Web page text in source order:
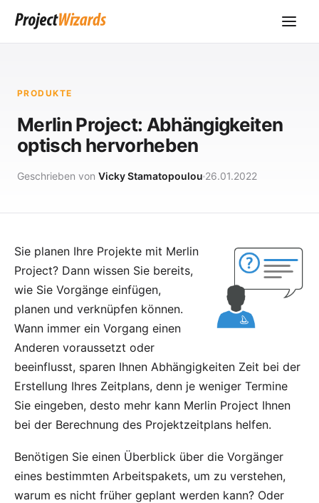
PRODUKTE
Merlin Project: Abhängigkeiten
optisch hervorheben
Geschrieben von Vicky Stamatopoulou 26.01.2022
Sie planen Ihre Projekte mit Merlin
Project? Dann wissen Sie bereits,
wie Sie Vorgänge einfügen,
planen und verknüpfen können.
Wann immer ein Vorgang einen
Anderen voraussetzt oder
beeinflusst, sparen Ihnen Abhängigkeiten Zeit bei der
Erstellung Ihres Zeitplans, denn je weniger Termine
Sie eingeben, desto mehr kann Merlin Project Ihnen
bei der Berechnung des Projektzeitplans helfen.
Benötigen Sie einen Überblick über die Vorgänger
eines bestimmten Arbeitspakets, um zu verstehen,
warum es nicht früher geplant werden kann? Oder